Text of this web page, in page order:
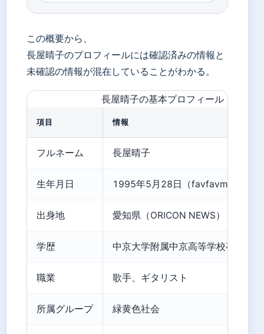
この概要から、
長屋晴子のプロフィールには確認済みの情報と
未確認の情報が混在していることがわかる。
長屋晴子の基本プロフィール
項目 情報
フルネーム 長屋晴子
生年月日 1995年5月28日（favfavmusic）
出身地 愛知県（ORICON NEWS）
学歴 中京大学附属中京高等学校卒業
職業 歌手、ギタリスト
所属グループ 緑黄色社会